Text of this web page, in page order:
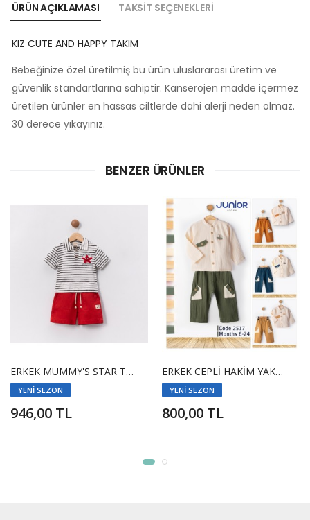
ÜRÜN AÇIKLAMASI TAKSIT SEÇENEKLERI
KIZ CUTE AND HAPPY TAKIM
Bebeğinize özel üretilmiş bu ürün uluslararası üretim ve
güvenlik standartlarına sahiptir. Kanserojen madde içermez
üretilen ürünler en hassas ciltlerde dahi alerji neden olmaz.
30 derece yıkayınız.
BENZER ÜRÜNLER
ERKEK MUMMY'S STAR TAKIM
YENİ SEZON
946,00 TL
ERKEK CEPLİ HAKİM YAKA TAKIM
YENİ SEZON
800,00 TL